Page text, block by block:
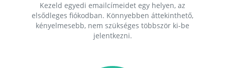
Kezeld egyedi emailcímeidet egy helyen, az
elsődleges fiókodban. Könnyebben áttekinthető,
kényelmesebb, nem szükséges többször ki-be
jelentkezni.